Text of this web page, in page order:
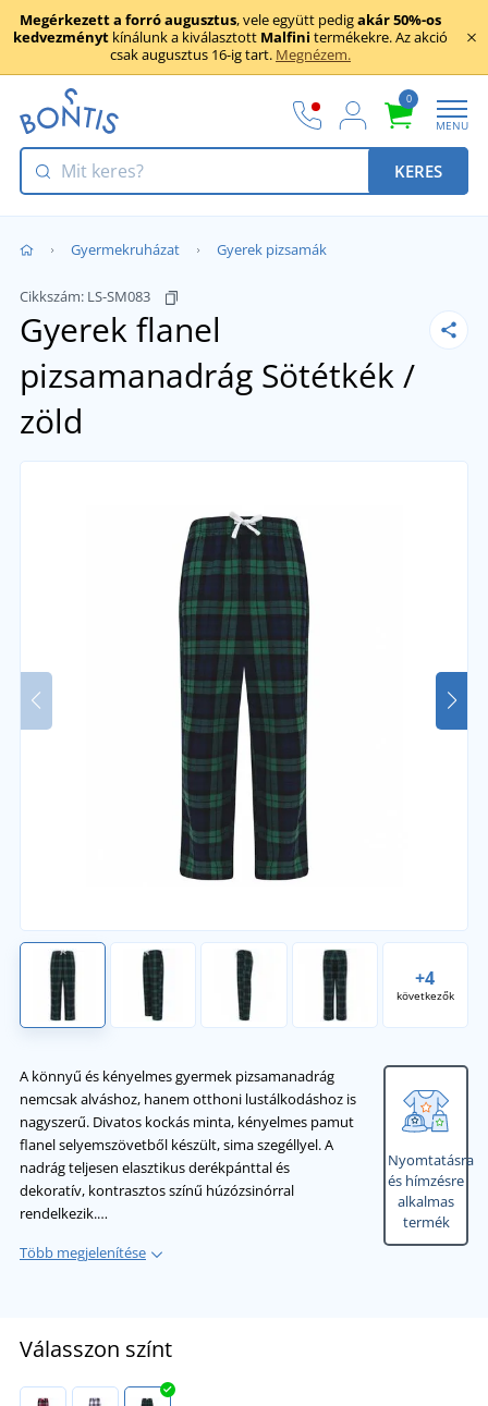
Megérkezett a forró augusztus, vele együtt pedigakár 50%-os
kedvezményt kínálunk a kiválasztott Malfini termékekre. Az akció
csak augusztus 16-ig tart. Megnézem.
0
MENU
KERES
Gyermekruházat Gyerek pizsamák
Cikkszám: LS-SM083
Gyerek flanel
pizsamanadrág Sötétkék /
zöld
+4
következők
A könnyű és kényelmes gyermek pizsamanadrág
nemcsak alváshoz, hanem otthoni lustálkodáshoz is
nagyszerű. Divatos kockás minta, kényelmes pamut
flanel selyemszövetből készült, sima szegéllyel. A
nadrág teljesen elasztikus derékpánttal és
dekoratív, kontrasztos színű húzózsinórral
rendelkezik.…
Több megjelenítése
Nyomtatásra
és hímzésre
alkalmas
termék
Válasszon színt